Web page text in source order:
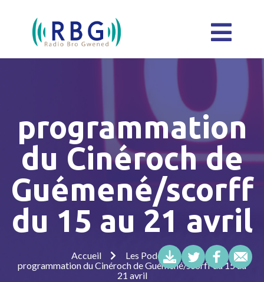
programmation
du Cinéroch de
Guémené/scorff
du 15 au 21 avril
Accueil
Les Podcasts
programmation du Cinéroch de Guémené/scorff du 15 au
21 avril